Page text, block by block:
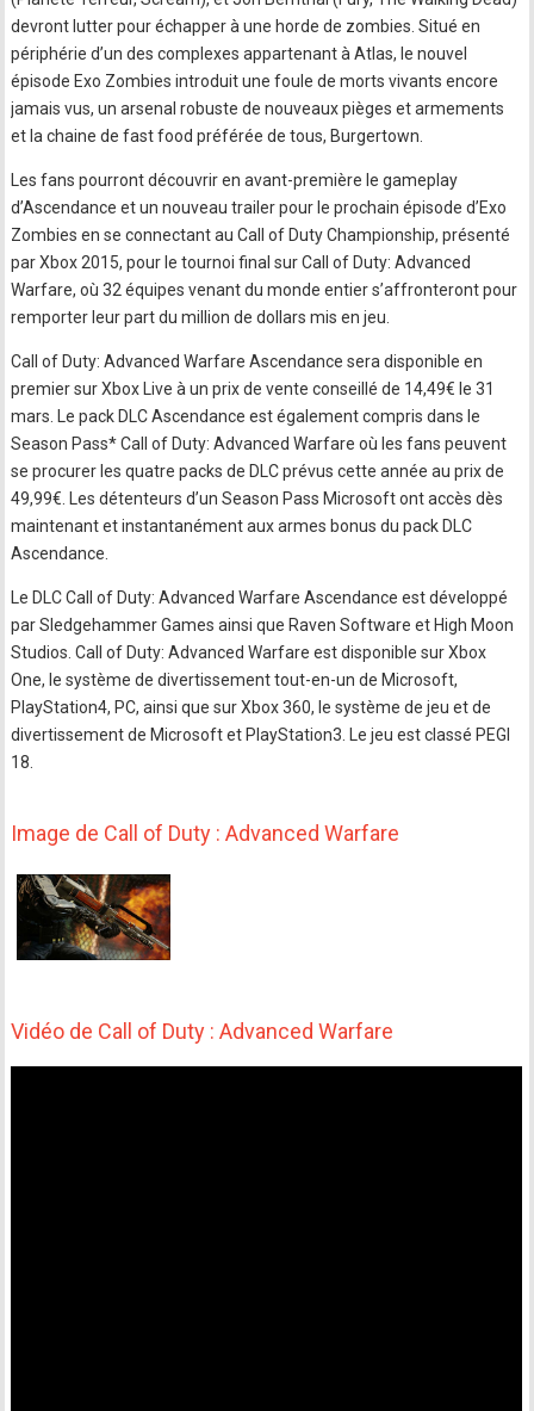
devront lutter pour échapper à une horde de zombies. Situé en
périphérie d’un des complexes appartenant à Atlas, le nouvel
épisode Exo Zombies introduit une foule de morts vivants encore
jamais vus, un arsenal robuste de nouveaux pièges et armements
et la chaine de fast food préférée de tous, Burgertown.
Les fans pourront découvrir en avant-première le gameplay
d’Ascendance et un nouveau trailer pour le prochain épisode d’Exo
Zombies en se connectant au Call of Duty Championship, présenté
par Xbox 2015, pour le tournoi final sur Call of Duty: Advanced
Warfare, où 32 équipes venant du monde entier s’affronteront pour
remporter leur part du million de dollars mis en jeu.
Call of Duty: Advanced Warfare Ascendance sera disponible en
premier sur Xbox Live à un prix de vente conseillé de 14,49€ le 31
mars. Le pack DLC Ascendance est également compris dans le
Season Pass* Call of Duty: Advanced Warfare où les fans peuvent
se procurer les quatre packs de DLC prévus cette année au prix de
49,99€. Les détenteurs d’un Season Pass Microsoft ont accès dès
maintenant et instantanément aux armes bonus du pack DLC
Ascendance.
Le DLC Call of Duty: Advanced Warfare Ascendance est développé
par Sledgehammer Games ainsi que Raven Software et High Moon
Studios. Call of Duty: Advanced Warfare est disponible sur Xbox
One, le système de divertissement tout-en-un de Microsoft,
PlayStation4, PC, ainsi que sur Xbox 360, le système de jeu et de
divertissement de Microsoft et PlayStation3. Le jeu est classé PEGI
18.
Image de Call of Duty : Advanced Warfare
Vidéo de Call of Duty : Advanced Warfare